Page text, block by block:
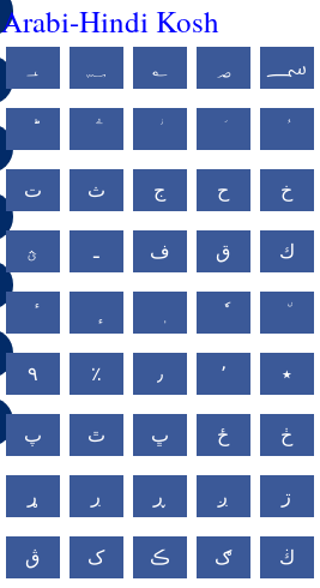
Arabi-Hindi Kosh
؀ ؂ ؃ ؄
ت ث ج ح خ
ؿ ـ ف ق ك
٩ ٪ ٫ ٬ ٭
پ ٿ ڀ ځ ڂ
ړ ڔ ڕ ږ ڗ
ڨ ک ڪ ګ ڬ